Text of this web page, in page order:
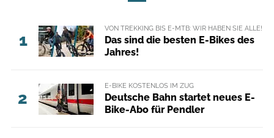
1
VON TREKKING BIS E-MTB: WIR HABEN SIE ALLE!
Das sind die besten E-Bikes des
Jahres!
2
E-BIKE KOSTENLOS IM ZUG
Deutsche Bahn startet neues E-
Bike-Abo für Pendler